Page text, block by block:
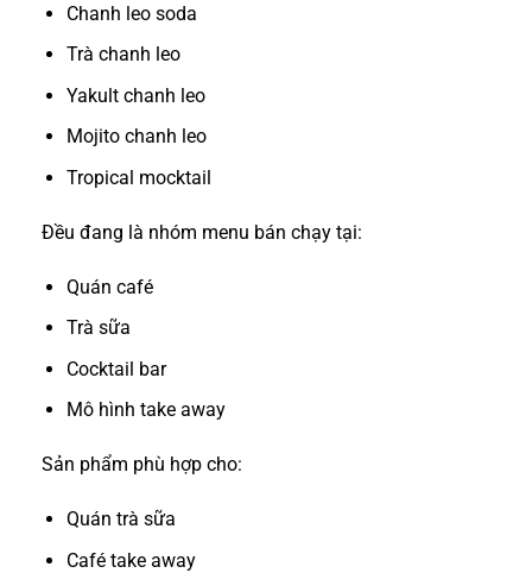
Chanh leo soda
Trà chanh leo
Yakult chanh leo
Mojito chanh leo
Tropical mocktail
Đều đang là nhóm menu bán chạy tại:
Quán café
Trà sữa
Cocktail bar
Mô hình take away
Sản phẩm phù hợp cho:
Quán trà sữa
Café take away